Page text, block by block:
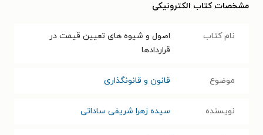
مشخصات کتاب الکترونیکی
نام کتاب
اصول و شیوه ‌های تعیین قیمت در
قراردادها
موضوع قانون و قانونگذاری
نویسنده سیده زهرا شریفی ساداتی